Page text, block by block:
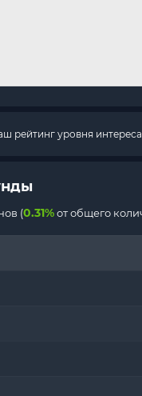
рейтинг уровня
(0.31%от общего